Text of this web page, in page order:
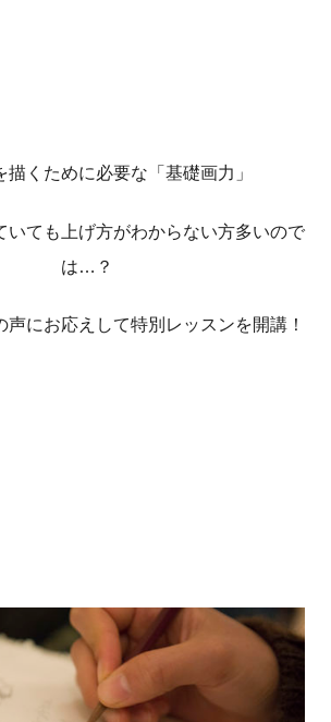
描くために必要な「基礎画力」
いても上げ方がわからない方多いので
は…？
声にお応えして特別レッスンを開講！